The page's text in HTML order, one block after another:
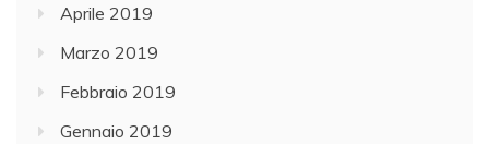
Aprile 2019
Marzo 2019
Febbraio 2019
Gennaio 2019